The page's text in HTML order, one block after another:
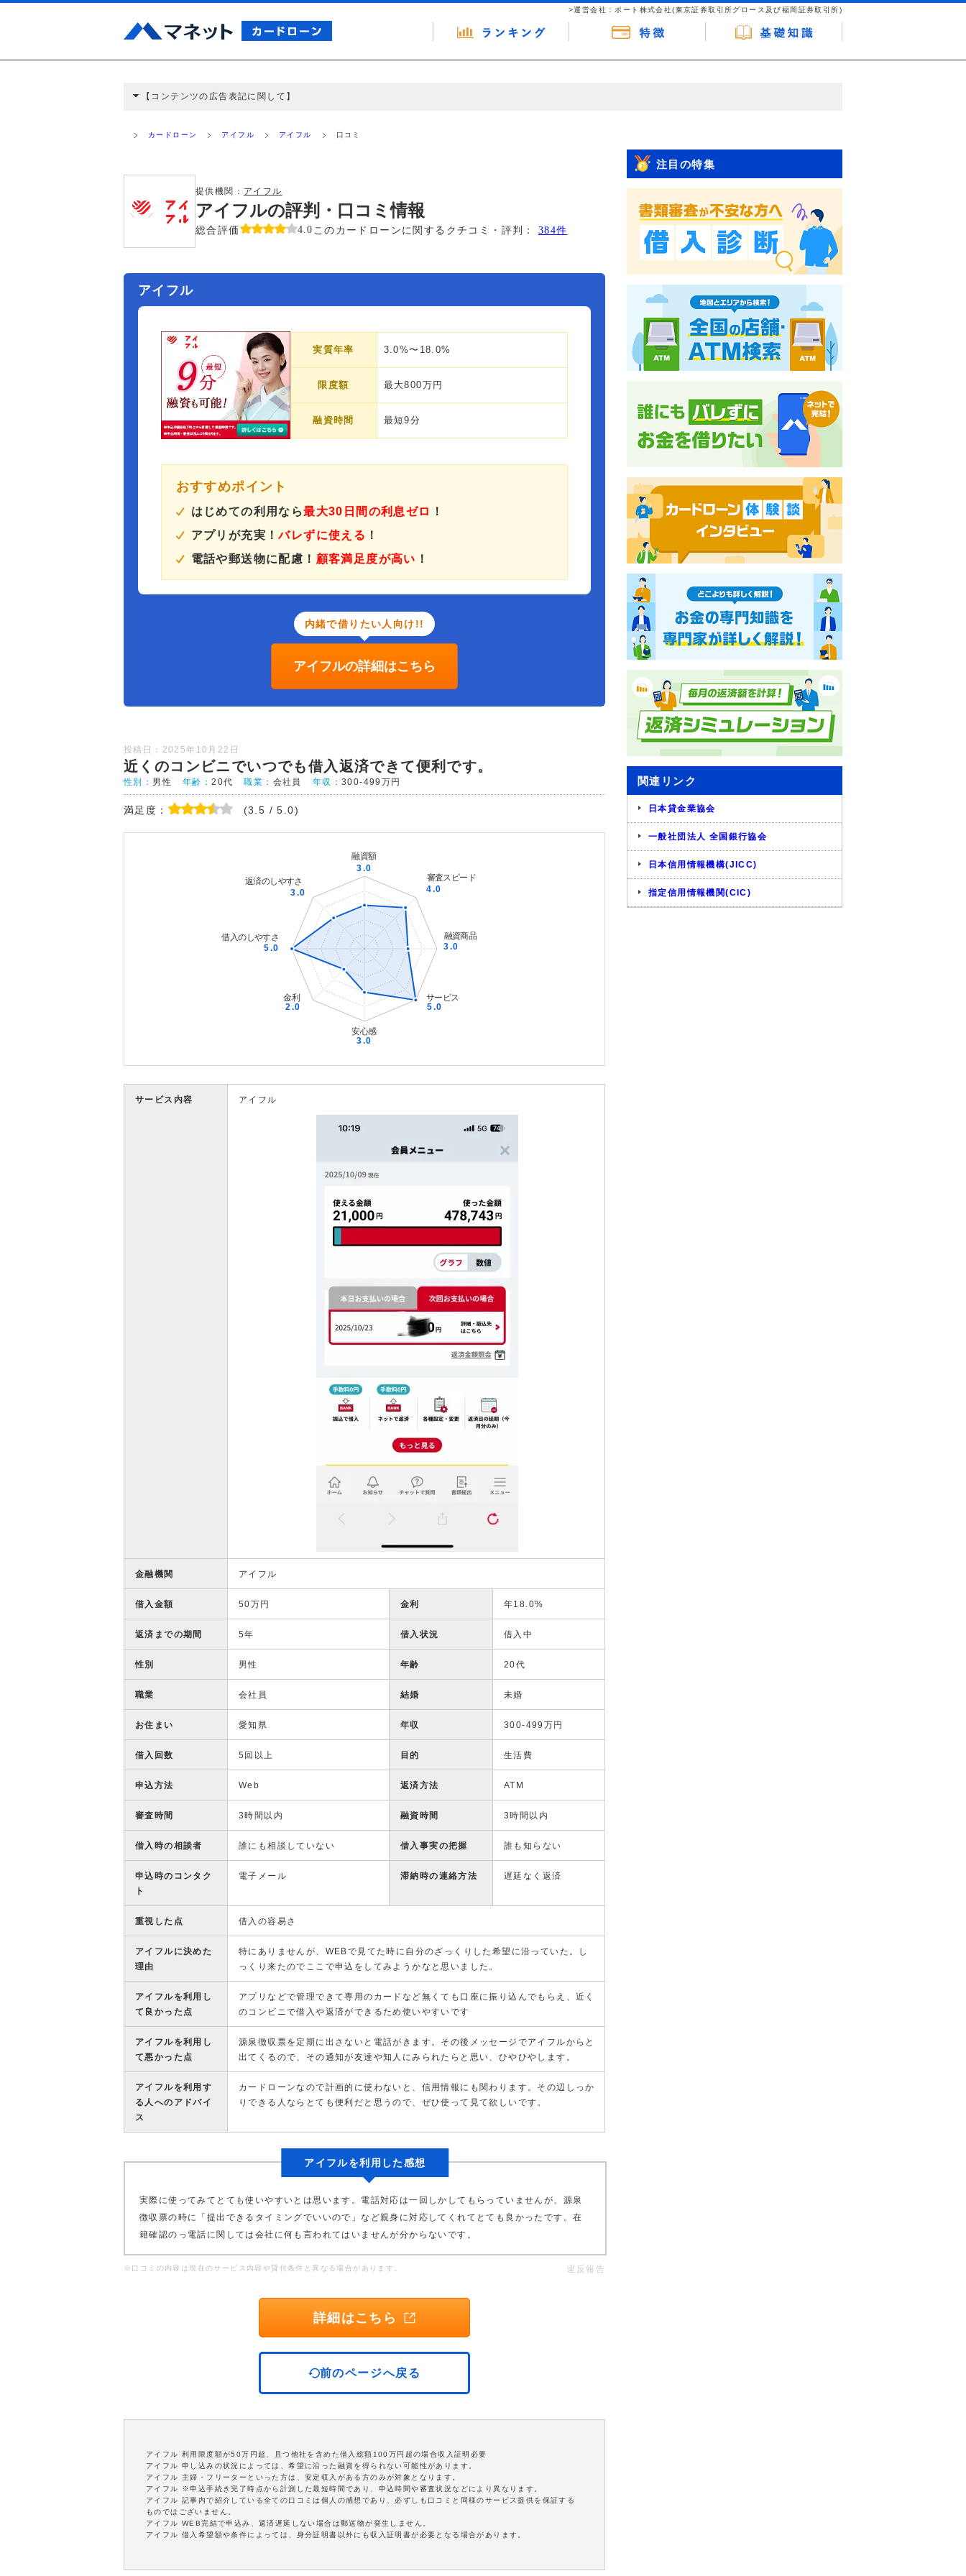
>運営会社：ポート株式会社(東京証券取引所グロース及び福岡証券取引所)
【コンテンツの広告表記に関して】
ミ収集などに基づき、公平性を担保した情報提供を行っています。
カードローン アイフル アイフル 口コミ
提供機関： アイフル
アイフルの評判・口コミ情報
総合評価 4.0 このカードローンに関するクチコミ・評判： 384件
アイフル
実質年率 3.0%〜18.0%
限度額 最大800万円
融資時間 最短9分
おすすめポイント
はじめての利用なら最大30日間の利息ゼロ
！
アプリが充実！バレずに使える ！
電話や郵送物に配慮！ 顧客満足度が高い ！
内緒で借りたい人向け!!
アイフルの詳細はこちら
投稿日：2025年10月22日
近くのコンビニでいつでも借入返済できて便利です。
性別： 男性 年齢：20代 職業： 会社員 年収：300-499万円
満足度： (3.5 / 5.0)
サービス内容 アイフル
金融機関 アイフル
借入金額 50万円 金利 年18.0%
返済までの期間 5年 借入状況 借入中
性別 男性 年齢 20代
職業 会社員 結婚 未婚
お住まい 愛知県 年収 300-499万円
借入回数 5回以上 目的 生活費
申込方法 Web 返済方法 ATM
審査時間 3時間以内 融資時間 3時間以内
借入時の相談者 誰にも相談していない 借入事実の把握 誰も知らない
申込時のコンタク
ト
電子メール 滞納時の連絡方法 遅延なく返済
重視した点 借入の容易さ
アイフルに決めた
理由
特にありませんが、WEBで見てた時に自分のざっくりした希望に沿っていた。し
っくり来たのでここで申込をしてみようかなと思いました。
アイフルを利用し
て良かった点
アプリなどで管理できて専用のカードなど無くても口座に振り込んでもらえ、近く
のコンビニで借入や返済ができるため使いやすいです
アイフルを利用し
て悪かった点
源泉徴収票を定期に出さないと電話がきます。その後メッセージでアイフルからと
出てくるので、その通知が友達や知人にみられたらと思い、ひやひやします。
アイフルを利用す
る人へのアドバイ
ス
カードローンなので計画的に使わないと、信用情報にも関わります。その辺しっか
りできる人ならとても便利だと思うので、ぜひ使って見て欲しいです。
アイフルを利用した感想
実際に使ってみてとても使いやすいとは思います。電話対応は一回しかしてもらっていませんが、源泉
徴収票の時に「提出できるタイミングでいいので」など親身に対応してくれてとても良かったです。在
籍確認のっ電話に関しては会社に何も言われてはいませんが分からないです。
※口コミの内容は現在のサービス内容や貸付条件と異なる場合があります。 違反報告
詳細はこちら
前のページへ戻る
アイフル 利用限度額が50万円超、且つ他社を含めた借入総額100万円超の場合収入証明必要
アイフル 申し込みの状況によっては、希望に沿った融資を得られない可能性があります。
アイフル 主婦・フリーターといった方は、安定収入がある方のみが対象となります。
アイフル ※申込手続き完了時点から計測した最短時間であり、申込時間や審査状況などにより異なります。
アイフル 記事内で紹介している全ての口コミは個人の感想であり、必ずしも口コミと同様のサービス提供を保証する
ものではございません。
アイフル WEB完結で申込み、返済遅延しない場合は郵送物が発生しません。
アイフル 借入希望額や条件によっては、身分証明書以外にも収入証明書が必要となる場合があります。
注目の特集
関連リンク
日本貸金業協会
一般社団法人 全国銀行協会
日本信用情報機構(JICC)
指定信用情報機関(CIC)